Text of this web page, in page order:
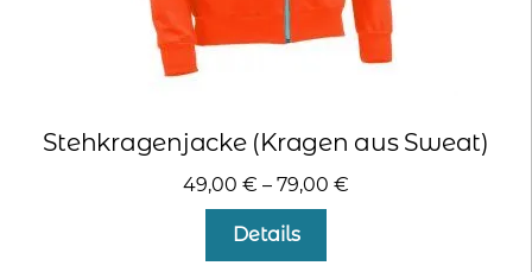
Stehkragenjacke (Kragen aus Sweat)
49,00 € – 79,00 €
Details